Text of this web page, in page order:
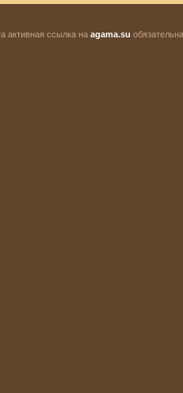
активная ссылка на agama.su